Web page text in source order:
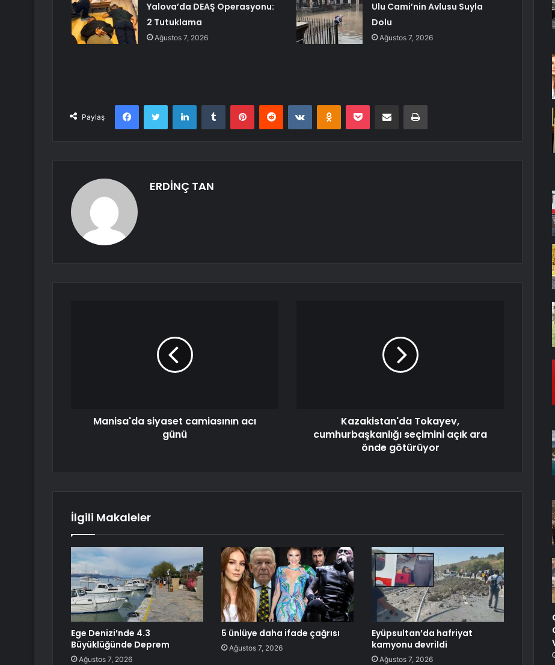
Yalova’da DEAŞ Operasyonu:
2 Tutuklama
Ağustos 7, 2026
Ulu Cami’nin Avlusu Suyla
Dolu
Ağustos 7, 2026
Paylaş
FacebookTwitter LinkedInTumblr PinterestReddit VKontakteOdnoklassniki
Pocket E-Posta ile paylaş Yazdır
ERDİNÇ TAN
Manisa'da siyaset camiasının acı
günü
Kazakistan'da Tokayev,
cumhurbaşkanlığı seçimini açık ara
önde götürüyor
İlgili Makaleler
Ege Denizi’nde 4.3
Büyüklüğünde Deprem
Ağustos 7, 2026
5 ünlüye daha ifade çağrısı
Ağustos 7, 2026
Eyüpsultan’da hafriyat
kamyonu devrildi
Ağustos 7, 2026